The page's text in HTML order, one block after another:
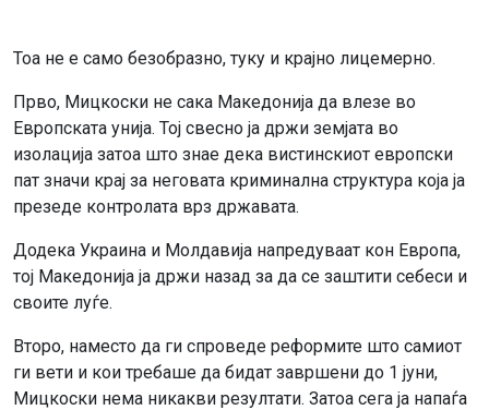
Тоа не е само безобразно, туку и крајно лицемерно.
Прво, Мицкоски не сака Македонија да влезе во
Европската унија. Тој свесно ја држи земјата во
изолација затоа што знае дека вистинскиот европски
пат значи крај за неговата криминална структура која ја
презеде контролата врз државата.
Додека Украина и Молдавија напредуваат кон Европа,
тој Македонија ја држи назад за да се заштити себеси и
своите луѓе.
Второ, наместо да ги спроведе реформите што самиот
ги вети и кои требаше да бидат завршени до 1 јуни,
Мицкоски нема никакви резултати. Затоа сега ја напаѓа